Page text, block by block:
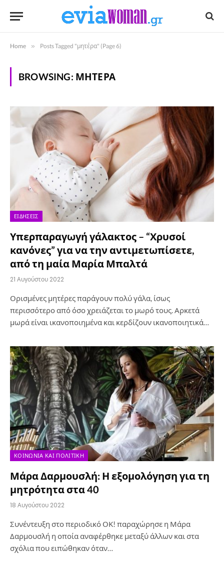
Home » Posts Tagged "μητέρα" (Page 6)
BROWSING: ΜΗΤΈΡΑ
ΕΙΔΉΣΕΙΣ
Υπερπαραγωγή γάλακτος – “Χρυσοί
κανόνες” για να την αντιμετωπίσετε,
από τη μαία Μαρία Μπαλτά
21 Αυγούστου 2022
Ορισμένες μητέρες παράγουν πολύ γάλα, ίσως
περισσότερο από όσο χρειάζεται το μωρό τους. Αρκετά
μωρά είναι ικανοποιημένα και κερδίζουν ικανοποιητικά…
ΚΟΙΝΩΝΊΑ ΚΑΙ ΠΟΛΙΤΙΚΉ
Μάρα Δαρμουσλή: Η εξομολόγηση για τη
μητρότητα στα 40
18 Αυγούστου 2022
Συνέντευξη στο περιοδικό ΟΚ! παραχώρησε η Μάρα
Δαρμουσλή η οποία αναφέρθηκε μεταξύ άλλων και στα
σχόλια που ειπώθηκαν όταν…